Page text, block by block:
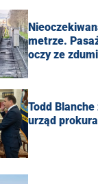
metrze.
oczy ze
Todd
urząd